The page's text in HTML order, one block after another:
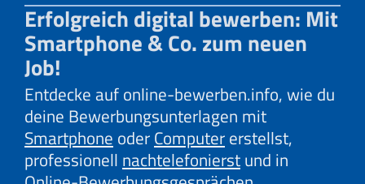
Erfolgreich digital bewerben: Mit
Smartphone & Co. zum neuen
Job!
Entdecke auf online-bewerben.info, wie du
deine Bewerbungsunterlagen mit
Smartphone oderComputererstellst,
professionell nachtelefonierstund in